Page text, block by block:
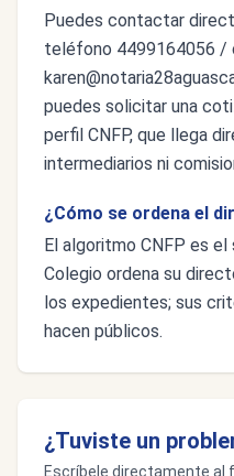
Puedes contactar
teléfono 4499164056 /
puedes solicitar una
perfil CNFP, que llega
intermediarios ni
¿Cómo se ordena el
El algoritmo CNFP es
Colegio ordena su
los expedientes; sus
hacen públicos.
¿Tuviste un
Escríbele directamente al